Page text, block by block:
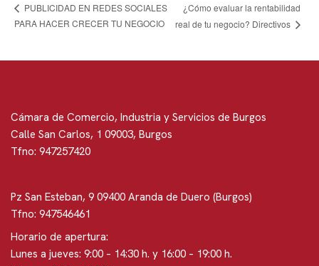
PUBLICIDAD EN REDES SOCIALES
PARA HACER CRECER TU NEGOCIO
¿Cómo evaluar la rentabilidad
real de tu negocio? Directivos
Cámara de Comercio, Industria y Servicios de Burgos
Calle San Carlos, 1 09003, Burgos
Tfno: 947257420
Pz San Esteban, 9 09400 Aranda de Duero (Burgos)
Tfno: 947546461
Horario de apertura:
Lunes a jueves: 9:00 – 14:30 h. y 16:00 – 19:00 h.